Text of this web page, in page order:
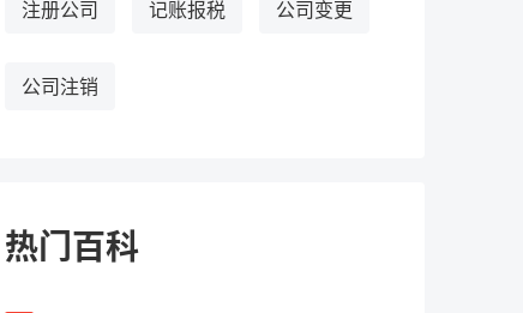
注册公司 记账报税 公司变更
公司注销
热门百科